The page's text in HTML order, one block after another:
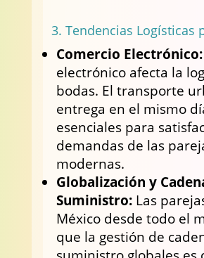
3. Tendencias Logísticas
Comercio Electrónico:
electrónico afecta la
bodas. El transporte
entrega en el mismo
esenciales para
demandas de las
modernas.
Globalización y
Suministro:Las
México desde todo el
que la gestión de